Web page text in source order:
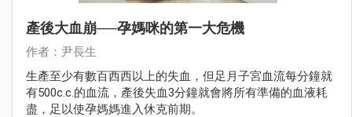
產後大血崩──孕媽咪的第一大危機
作者：尹長生
生產至少有數百西西以上的失血，但足月子宮血流每分鐘就
有500c.c.的血流，產後失血3分鐘就會將所有準備的血液耗
盡，足以使孕媽媽進入休克前期。